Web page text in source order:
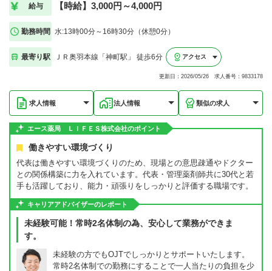
給与 【時給】3,000円～4,000円
勤務時間 水:13時00分～16時30分（休憩0分）
最寄り駅 ＪＲ奥羽本線「神町駅」 徒歩6分 アクセス
更新日：2026/05/26 求人番号：9833178
求人情報 法人情報 類似の求人
エース薬局 ＬＩＦＥＳ株式会社のポイント
働きやすい環境づくり
代表は働きやすい環境づくりのため、現場との意思疎通やドクター
との関係構築に力を入れています。代表・管理薬剤師共に30代と若
手も活躍しており、能力・頑張りをしっかりと評価する職場です。
キャリアアドバイザーのレポート
未経験可能！常時2名体制の為、安心して業務ができま
す。
未経験の方でもOJTでしっかりとサポートいたします。
常時2名体制での勤務にすることで一人当たりの負担を少